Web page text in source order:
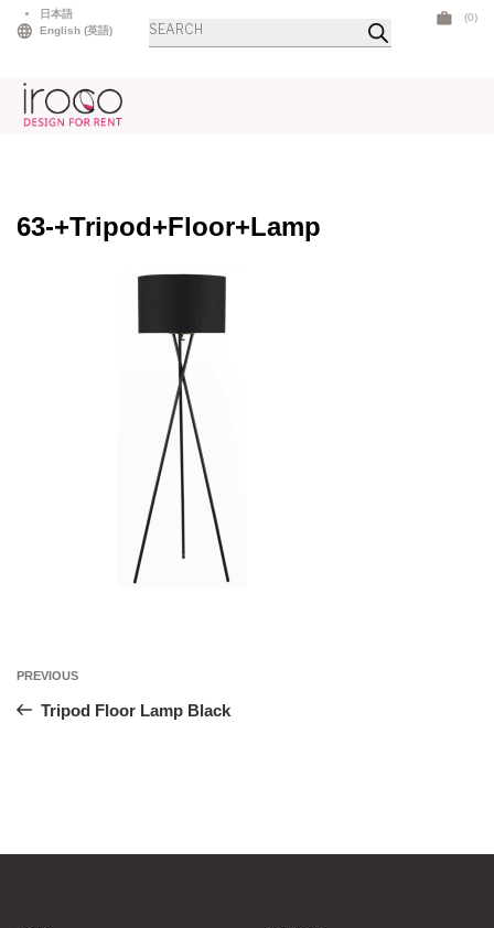
日本語
English (英語)
商
品
(0)
63-+Tripod+Floor+Lamp
投
稿
ゲ
Previous
PREVIOUS
Tripod Floor Lamp Black